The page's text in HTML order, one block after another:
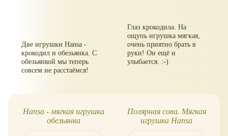
Две игрушки Hansa -
крокодил и обезьянка. С
обезьянкой мы теперь
совсем не расстаёмся!
Глаз крокодила. На
ощупь игрушка мягкая,
очень приятно брать в
руки! Он ещё и
улыбается. :-)
Hansa - мягкая игрушка
обезьянка
Полярная сова. Мягкая
игрушка Hansa